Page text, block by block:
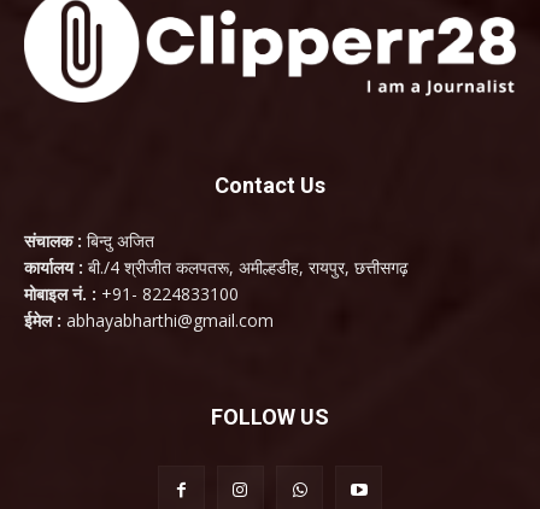
Contact Us
संचालक : बिन्दु अजित
कार्यालय : बी./4 श्रीजीत कलपतरू, अमील्हडीह, रायपुर, छत्तीसगढ़
मोबाइल नं. : +91- 8224833100
ईमेल : abhayabharthi@gmail.com
FOLLOW US